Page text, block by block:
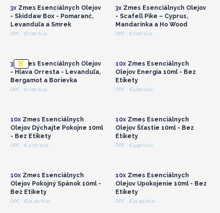
3xZmes Esenciálnych Olejov
- Skiddaw Box - Pomaranč,
Levanduľa a Smrek
OPC : €7.20/kus
3xZmes Esenciálnych Olejov
- Scafell Pike – Cyprus,
Mandarínka a Ho Wood
OPC : €7.20/kus
Prihláste sa alebo
3x Zmes Esenciálnych Olejov
- Hlava Orresta - Levanduľa,
Bergamot a Borievka
OPC : €7.20/kus
Prihláste sa alebo
10xZmes Esenciálnych
Olejov Energia 10ml - Bez
Etikety
OPC : €5.60/kus
Prihláste sa alebo
10xZmes Esenciálnych
Olejov Dýchajte Pokojne 10ml
- Bez Etikety
OPC : €4.70/kus
Prihláste sa alebo
10xZmes Esenciálnych
Olejov Šťastie 10ml - Bez
Etikety
OPC : €3.90/kus
Prihláste sa alebo
10xZmes Esenciálnych
Olejov Pokojný Spánok 10ml -
Bez Etikety
OPC : €21.40/kus
Prihláste sa alebo
10xZmes Esenciálnych
Olejov Upokojenie 10ml - Bez
Etikety
OPC : €21.40/kus
Prihláste sa alebo
Prihláste sa alebo